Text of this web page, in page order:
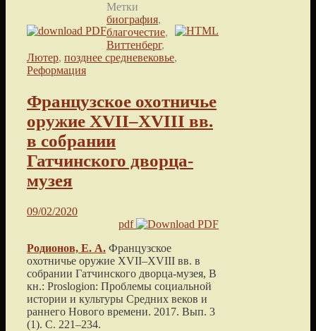
Метки
биография,
благочестие,
Виттенберг,
Лютер, позднее средневековье,
Реформация
Французское охотничье
оружие XVII–XVIII вв.
в собрании
Гатчинского дворца-
музея
09/02/2020
pdf
Родионов, Е. А. Французское
охотничье оружие XVII–XVIII вв. в
собрании Гатчинского дворца-музея, В
кн.: Proslogion: Проблемы социальной
истории и культуры Средних веков и
раннего Нового времени. 2017. Вып. 3
(1). С. 221–234.